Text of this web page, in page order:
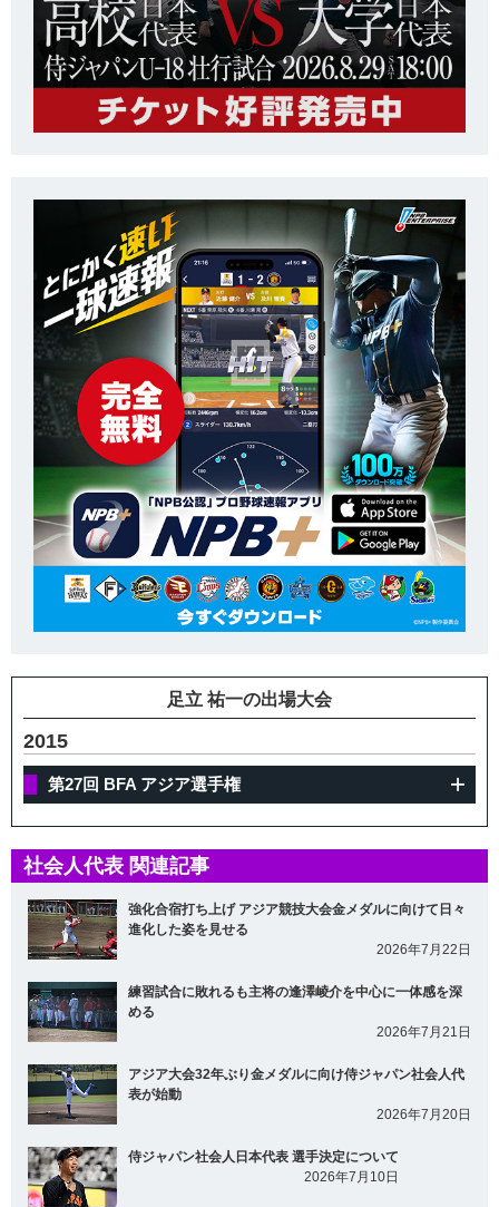
足立 祐一の出場大会
2015
第27回 BFA アジア選手権
社会人代表 関連記事
強化合宿打ち上げ アジア競技大会金メダルに向けて日々
進化した姿を見せる
2026年7月22日
練習試合に敗れるも主将の逢澤崚介を中心に一体感を深
める
2026年7月21日
アジア大会32年ぶり金メダルに向け侍ジャパン社会人代
表が始動
2026年7月20日
侍ジャパン社会人日本代表 選手決定について
2026年7月10日